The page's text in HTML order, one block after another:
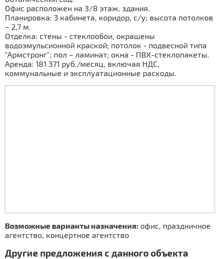
Офис расположен на 3/8 этаж. здания.
Планировка: 3 кабинета, коридор, с/у; высота потолков
– 2,7 м.
Отделка: стены - стеклообои, окрашены
водоэмульсионной краской; потолок - подвесной типа
"Армстронг"; пол – ламинат; окна - ПВХ-стеклопакеты.
Аренда: 181 371 руб./месяц, включая НДС,
коммунальные и эксплуатационные расходы.
Возможные варианты назначения: офис, праздничное
агентство, концертное агентство
Другие предложения с данного объекта